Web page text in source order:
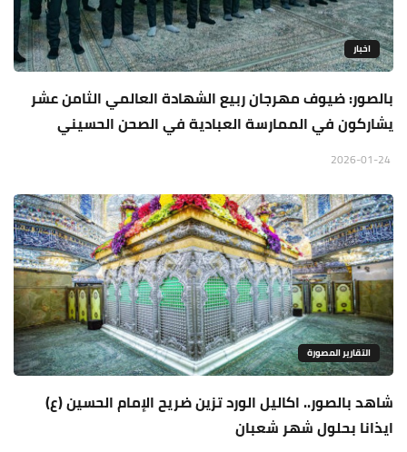
اخبار
بالصور: ضيوف مهرجان ربيع الشهادة العالمي الثامن عشر
يشاركون في الممارسة العبادية في الصحن الحسيني
التقارير المصورة
شاهد بالصور.. اكاليل الورد تزين ضريح الإمام الحسين (ع)
ايذانا بحلول شهر شعبان